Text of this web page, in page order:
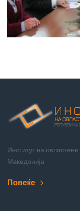
Институт на
Македонија
Повеќе